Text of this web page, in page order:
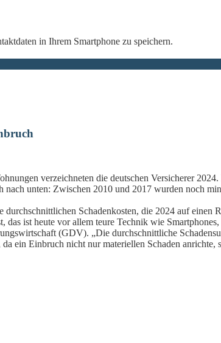
in Ihrem Smartphone zu speichern.
verzeichneten die deutschen Versicherer
unten: Zwischen 2010 und 2017 wurden noch
Schadenkosten, die 2024 auf
das ist heute vor allem teure Technik wie
(GDV). „Die durchschnittliche
ein Einbruch nicht nur materiellen Schaden